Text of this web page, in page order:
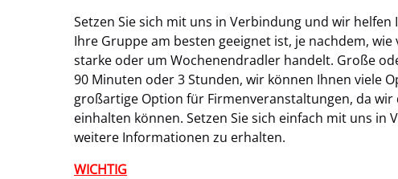
Setzen Sie sich mit uns in Verbindung und wir
Ihre Gruppe am besten geeignet ist, je nachdem, wie
starke oder um Wochenendradler handelt. Große
90 Minuten oder 3 Stunden, wir können Ihnen viele
großartige Option für Firmenveranstaltungen, da
einhalten können. Setzen Sie sich einfach mit uns in
weitere Informationen zu erhalten.
WICHTIG